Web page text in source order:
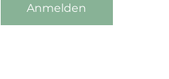
Anmelden